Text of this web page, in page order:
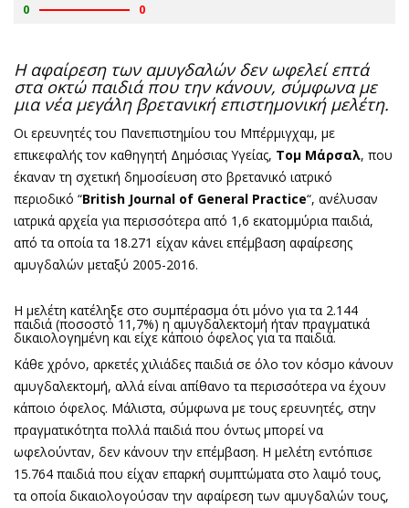
0
0
Η αφαίρεση των αμυγδαλών δεν ωφελεί επτά
στα οκτώ παιδιά που την κάνουν, σύμφωνα με
μια νέα μεγάλη βρετανική επιστημονική μελέτη.
Οι ερευνητές του Πανεπιστημίου του Μπέρμιγχαμ, με
επικεφαλής τον καθηγητή Δημόσιας Υγείας, Τομ Μάρσαλ, που
έκαναν τη σχετική δημοσίευση στο βρετανικό ιατρικό
περιοδικό “British Journal of General Practice“, ανέλυσαν
ιατρικά αρχεία για περισσότερα από 1,6 εκατομμύρια παιδιά,
από τα οποία τα 18.271 είχαν κάνει επέμβαση αφαίρεσης
αμυγδαλών μεταξύ 2005-2016.
Η μελέτη κατέληξε στο συμπέρασμα ότι μόνο για τα 2.144
παιδιά (ποσοστό 11,7%) η αμυγδαλεκτομή ήταν πραγματικά
δικαιολογημένη και είχε κάποιο όφελος για τα παιδιά.
Κάθε χρόνο, αρκετές χιλιάδες παιδιά σε όλο τον κόσμο κάνουν
αμυγδαλεκτομή, αλλά είναι απίθανο τα περισσότερα να έχουν
κάποιο όφελος. Μάλιστα, σύμφωνα με τους ερευνητές, στην
πραγματικότητα πολλά παιδιά που όντως μπορεί να
ωφελούνταν, δεν κάνουν την επέμβαση. Η μελέτη εντόπισε
15.764 παιδιά που είχαν επαρκή συμπτώματα στο λαιμό τους,
τα οποία δικαιολογούσαν την αφαίρεση των αμυγδαλών τους,